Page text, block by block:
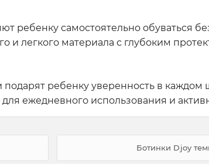
ребенку самостоятельно обуваться
легкого материала с глубоким
ребенку уверенность в
ежедневного использования и
Ботинки Djoy